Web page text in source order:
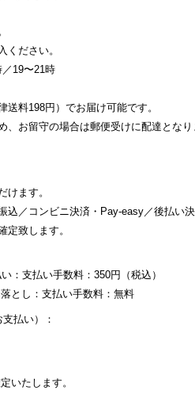
ください。
19〜21時
料198円）でお届け可能です。
、お留守の場合は郵便受けに配達とな
けます。
込／コンビニ決済・Pay-easy／後払い
定致します。
：支払い手数料：350円（税込）
とし：支払い手数料：無料
払い）：
いたします。